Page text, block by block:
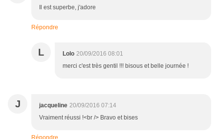
Il est superbe, j'adore
Répondre
L Lolo 20/09/2016 08:01
merci c'est très gentil !!! bisous et belle journée !
J jacqueline 20/09/2016 07:14
Vraiment réussi !<br /> Bravo et bises
Répondre